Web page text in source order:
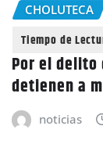
CHOLUTECA
Por el delito
detienen a
noticias